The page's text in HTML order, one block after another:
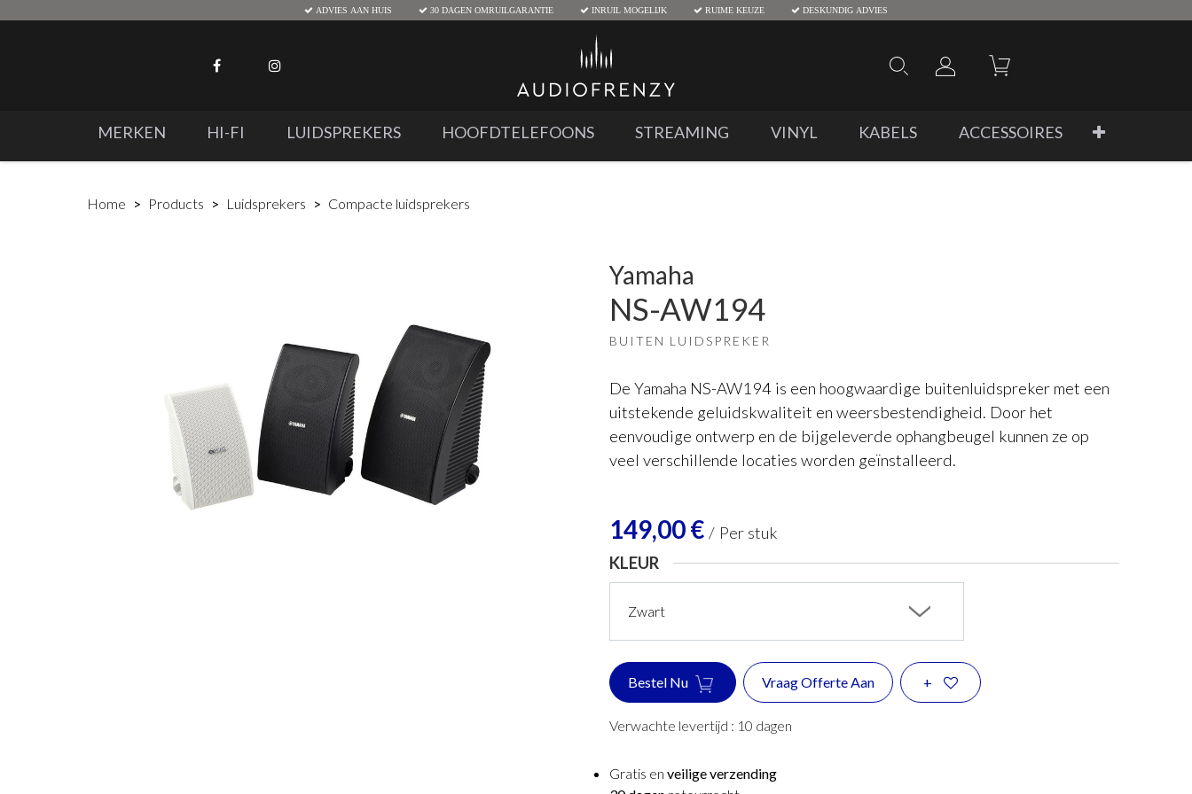
ADVIES AAN HUIS 30 DAGEN OMRUILGARANTIE INRUIL MOGELIJK RUIME KEUZE DESKUNDIG ADVIES
MERKEN HI-FI LUIDSPREKERS HOOFDTELEFOONS STREAMING VINYL KABELS ACCESSOIRES
Home Products Luidsprekers Compacte luidsprekers
Yamaha
NS-AW194
BUITEN LUIDSPREKER
De Yamaha NS-AW194 is een hoogwaardige buitenluidspreker met een
uitstekende geluidskwaliteit en weersbestendigheid. Door het
eenvoudige ontwerp en de bijgeleverde ophangbeugel kunnen ze op
veel verschillende locaties worden geïnstalleerd.
149,00€ / Per stuk
KLEUR
Bestel Nu Vraag Offerte Aan +
Verwachte levertijd : 10 dagen
Gratis en veilige verzending